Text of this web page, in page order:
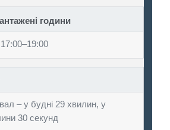
години
– у будні 29 хвилин, у
30 секунд